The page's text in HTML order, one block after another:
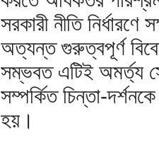
সরকারী নীতি নির্ধারণে
অত্যন্ত গুরুত্বপূর্ণ
সম্ভবত এটিই অমর্ত্য
সম্পর্কিত চিন্তা-
হয়।